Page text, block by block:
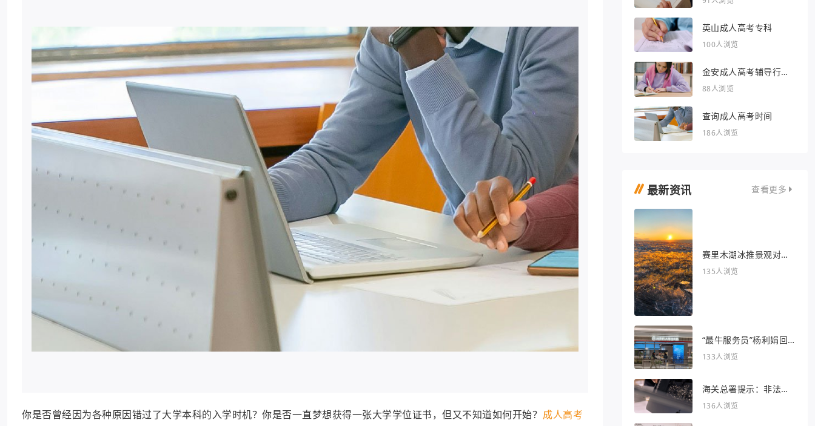
你是否曾经因为各种原因错过了大学本科的入学时机？你是否一直梦想获得一张大学学位证书，但又不知道如何开始？ 成人高考
英山成人高考专科
100人浏览
金安成人高考辅导行业
的文章
88人浏览
查询成人高考时间
186人浏览
最新资讯 查看更多
赛里木湖冰推景观对我
眼睛很好
135人浏览
“最牛服务员”杨利娟回
归海底捞
133人浏览
海关总署提示：非法引
入异宠将被处罚
136人浏览